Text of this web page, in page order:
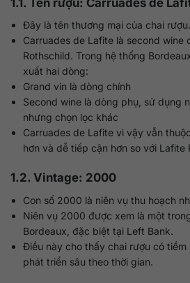
Đây là tên thương mại của chai rượu.
Carruades de Lafite là second wine
Rothschild. Trong hệ thống
xuất hai dòng:
Grand vin là dòng chính
Second wine là dòng phụ, sử dụng
nhưng chọn lọc khác
Carruades de Lafite vì vậy vẫn
hơn và dễ tiếp cận hơn so với Lafite
1.2. Vintage: 2000
Con số 2000 là niên vụ thu hoạch
Niên vụ 2000 được xem là một
Bordeaux, đặc biệt tại Left Bank.
Điều này cho thấy chai rượu có tiềm
phát triển sâu theo thời gian.